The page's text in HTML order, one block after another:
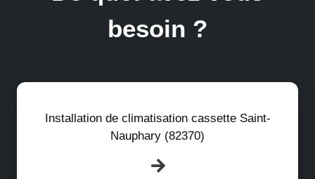
besoin ?
Installation de climatisation cassette Saint-
Nauphary (82370)